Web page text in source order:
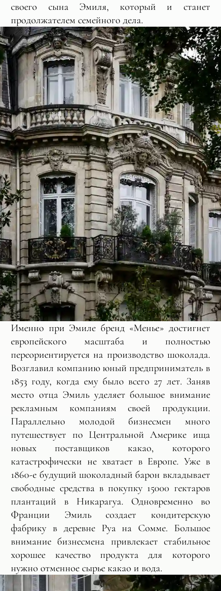
своего сына Эмиля, который и станет
продолжателем семейного дела.
Именно при Эмиле бренд «Менье» достигнет
европейского масштаба и полностью
переориентируется на производство шоколада.
Возглавил компанию юный предприниматель в
1853 году, когда ему было всего 27 лет. Заняв
место отца Эмиль уделяет большое внимание
рекламным компаниям своей продукции.
Параллельно молодой бизнесмен много
путешествует по Центральной Америке ища
новых поставщиков какао, которого
катастрофически не хватает в Европе. Уже в
1860-е будущий шоколадный барон вкладывает
свободные средства в покупку 15000 гектаров
плантаций в Никарагуа. Одновременно во
Франции Эмиль создает кондитерскую
фабрику в деревне Руа на Сомме. Большое
внимание бизнесмена привлекает стабильное
хорошее качество продукта для которого
нужно отменное сырье какао и вода.